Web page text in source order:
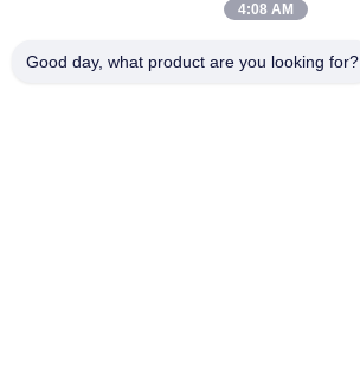
008613580404923
4:08 AM
Good day, what product are you looking for?